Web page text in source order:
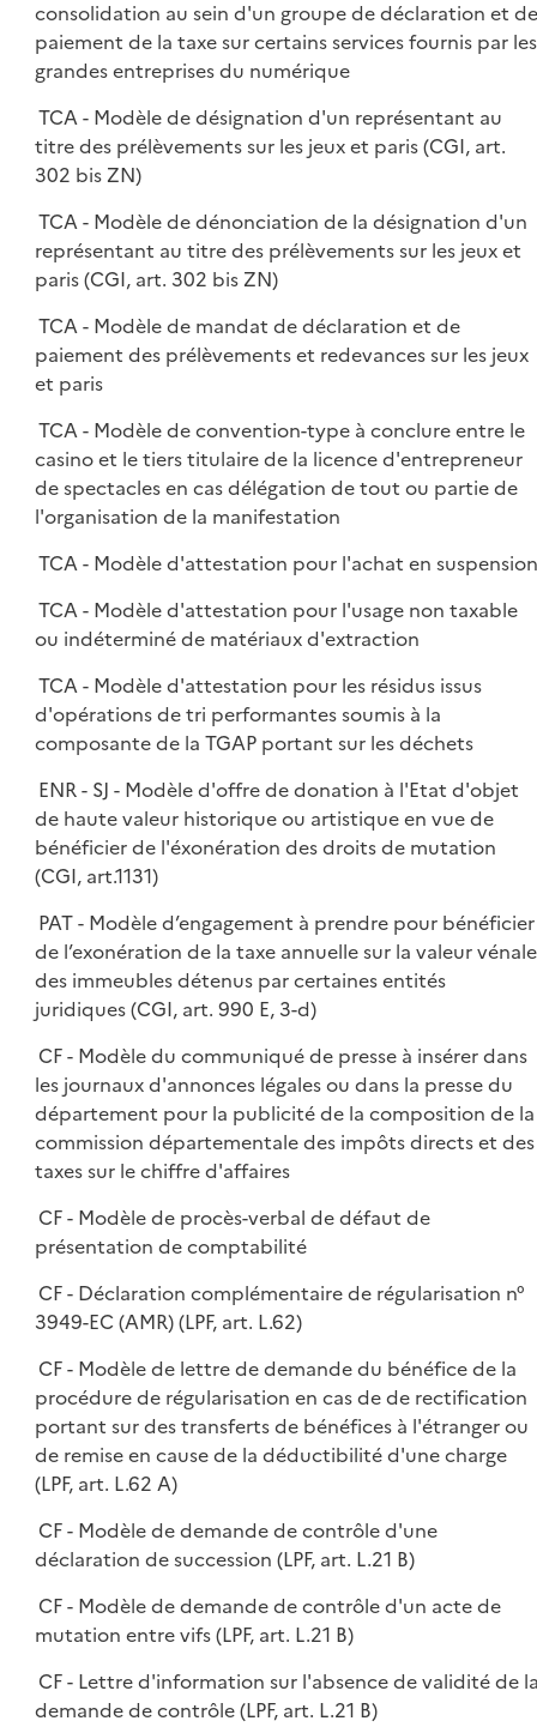
consolidation au sein d'un groupe de déclaration et de
paiement de la taxe sur certains services fournis par les
grandes entreprises du numérique
TCA - Modèle de désignation d'un représentant au
titre des prélèvements sur les jeux et paris (CGI, art.
302 bis ZN)
TCA - Modèle de dénonciation de la désignation d'un
représentant au titre des prélèvements sur les jeux et
paris (CGI, art. 302 bis ZN)
TCA - Modèle de mandat de déclaration et de
paiement des prélèvements et redevances sur les jeux
et paris
TCA - Modèle de convention-type à conclure entre le
casino et le tiers titulaire de la licence d'entrepreneur
de spectacles en cas délégation de tout ou partie de
l'organisation de la manifestation
TCA - Modèle d'attestation pour l'achat en
TCA - Modèle d'attestation pour l'usage non taxable
ou indéterminé de matériaux d'extraction
TCA - Modèle d'attestation pour les résidus issus
d'opérations de tri performantes soumis à la
composante de la TGAP portant sur les déchets
ENR - SJ - Modèle d'offre de donation à l'Etat d'objet
de haute valeur historique ou artistique en vue de
bénéficier de l'éxonération des droits de mutation
(CGI, art.1131)
PAT - Modèle d’engagement à prendre pour bénéficier
de l’exonération de la taxe annuelle sur la valeur vénale
des immeubles détenus par certaines entités
juridiques (CGI, art. 990 E, 3-d)
CF - Modèle du communiqué de presse à insérer dans
les journaux d'annonces légales ou dans la presse du
département pour la publicité de la composition de la
commission départementale des impôts directs et des
taxes sur le chiffre d'affaires
CF - Modèle de procès-verbal de défaut de
présentation de comptabilité
CF - Déclaration complémentaire de régularisation n°
3949-EC (AMR) (LPF, art. L.62)
CF - Modèle de lettre de demande du bénéfice de la
procédure de régularisation en cas de de rectification
portant sur des transferts de bénéfices à l'étranger ou
de remise en cause de la déductibilité d'une charge
(LPF, art. L.62 A)
CF - Modèle de demande de contrôle d'une
déclaration de succession (LPF, art. L.21 B)
CF - Modèle de demande de contrôle d'un acte de
mutation entre vifs (LPF, art. L.21 B)
CF - Lettre d'information sur l'absence de validité de
demande de contrôle (LPF, art. L.21 B)